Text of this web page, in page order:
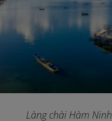
Làng chài Hàm Ninh